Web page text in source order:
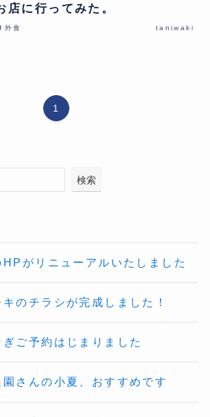
店に行ってみた。
外食 taniwaki
1
検索
がリニューアルいたしました
のチラシが完成しました！
ご予約はじまりました
さんの小夏、おすすめです